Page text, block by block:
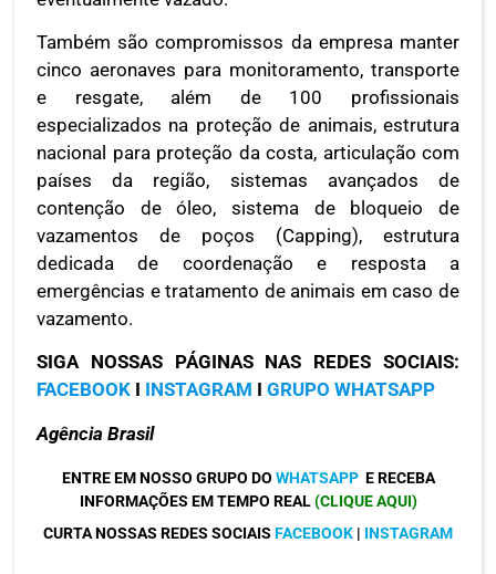
Também são compromissos da empresa manter
cinco aeronaves para monitoramento, transporte
e resgate, além de 100 profissionais
especializados na proteção de animais, estrutura
nacional para proteção da costa, articulação com
países da região, sistemas avançados de
contenção de óleo, sistema de bloqueio de
vazamentos de poços (Capping), estrutura
dedicada de coordenação e resposta a
emergências e tratamento de animais em caso de
vazamento.
SIGA NOSSAS PÁGINAS NAS REDES SOCIAIS:
FACEBOOK I INSTAGRAM I GRUPO WHATSAPP
Agência Brasil
ENTRE EM NOSSO GRUPO DO WHATSAPP E RECEBA
INFORMAÇÕES EM TEMPO REAL(CLIQUE AQUI)
CURTA NOSSAS REDES SOCIAIS FACEBOOK | INSTAGRAM